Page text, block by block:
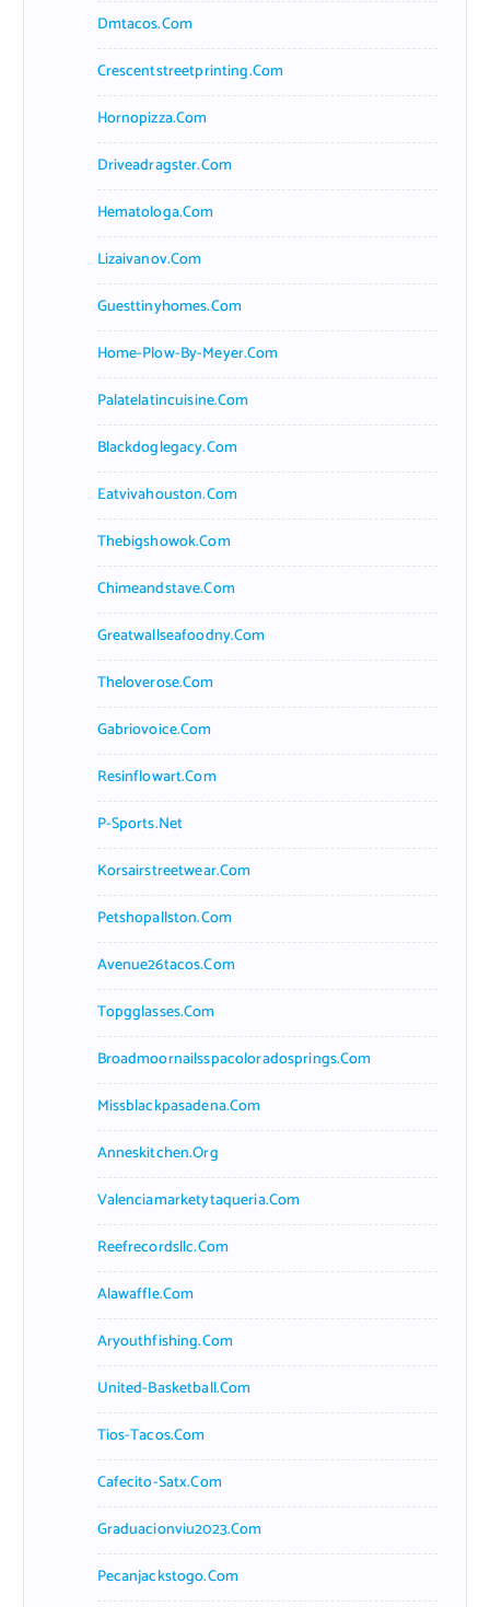
Dmtacos.com
Crescentstreetprinting.com
Hornopizza.com
Driveadragster.com
Hematologa.com
Lizaivanov.com
Guesttinyhomes.com
Home-Plow-By-Meyer.com
Palatelatincuisine.com
Blackdoglegacy.com
Eatvivahouston.com
Thebigshowok.com
Chimeandstave.com
Greatwallseafoodny.com
Theloverose.com
Gabriovoice.com
Resinflowart.com
P-Sports.net
Korsairstreetwear.com
Petshopallston.com
Avenue26tacos.com
Topgglasses.com
Broadmoornailsspacoloradosprings.com
Missblackpasadena.com
Anneskitchen.org
Valenciamarketytaqueria.com
Reefrecordsllc.com
Alawaffle.com
Aryouthfishing.com
United-Basketball.com
Tios-Tacos.com
Cafecito-Satx.com
Graduacionviu2023.com
Pecanjackstogo.com